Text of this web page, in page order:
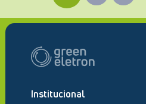
Institucional